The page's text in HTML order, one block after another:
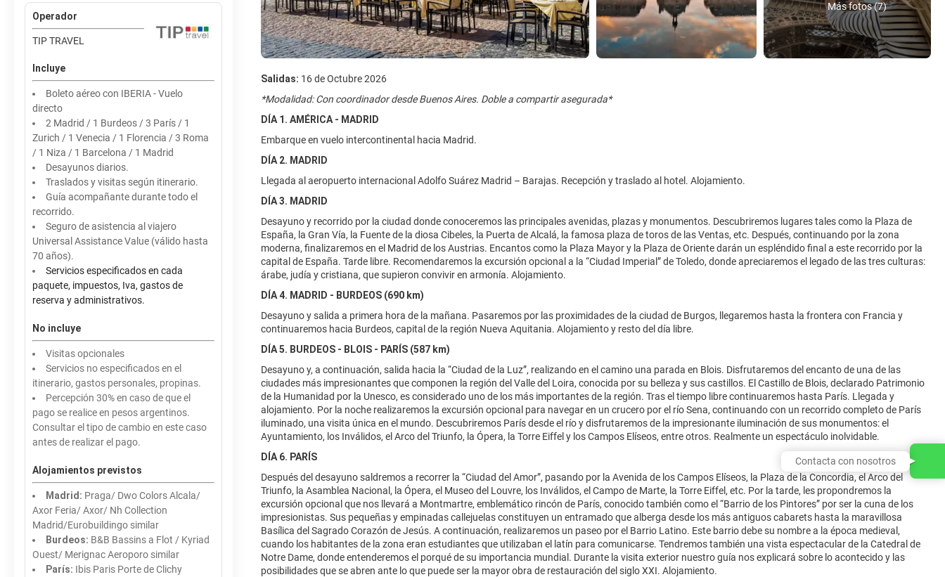
Más fotos (7)
Salidas: 16 de Octubre 2026
*Modalidad: Con coordinador desde Buenos Aires. Doble a compartir asegurada*
DÍA 1. AMÉRICA - MADRID
Embarque en vuelo intercontinental hacia Madrid.
DÍA 2. MADRID
Llegada al aeropuerto internacional Adolfo Suárez Madrid – Barajas. Recepción y traslado al hotel. Alojamiento.
DÍA 3. MADRID
Desayuno y recorrido por la ciudad donde conoceremos las principales avenidas, plazas y monumentos. Descubriremos lugares tales como la Plaza de
España, la Gran Vía, la Fuente de la diosa Cibeles, la Puerta de Alcalá, la famosa plaza de toros de las Ventas, etc. Después, continuando por la zona
moderna, finalizaremos en el Madrid de los Austrias. Encantos como la Plaza Mayor y la Plaza de Oriente darán un espléndido final a este recorrido por la
capital de España. Tarde libre. Recomendaremos la excursión opcional a la “Ciudad Imperial” de Toledo, donde apreciaremos el legado de las tres culturas:
árabe, judía y cristiana, que supieron convivir en armonía. Alojamiento.
DÍA 4. MADRID - BURDEOS (690 km)
Desayuno y salida a primera hora de la mañana. Pasaremos por las proximidades de la ciudad de Burgos, llegaremos hasta la frontera con Francia y
continuaremos hacia Burdeos, capital de la región Nueva Aquitania. Alojamiento y resto del día libre.
DÍA 5. BURDEOS - BLOIS - PARÍS (587 km)
Desayuno y, a continuación, salida hacia la “Ciudad de la Luz”, realizando en el camino una parada en Blois. Disfrutaremos del encanto de una de las
ciudades más impresionantes que componen la región del Valle del Loira, conocida por su belleza y sus castillos. El Castillo de Blois, declarado Patrimonio
de la Humanidad por la Unesco, es considerado uno de los más importantes de la región. Tras el tiempo libre continuaremos hasta París. Llegada y
alojamiento. Por la noche realizaremos la excursión opcional para navegar en un crucero por el río Sena, continuando con un recorrido completo de París
iluminado, una visita única en el mundo. Descubriremos París desde el río y disfrutaremos de la impresionante iluminación de sus monumentos: el
Ayuntamiento, los Inválidos, el Arco del Triunfo, la Ópera, la Torre Eiffel y los Campos Elíseos, entre otros. Realmente un espectáculo inolvidable.
DÍA 6. PARÍS
Después del desayuno saldremos a recorrer la “Ciudad del Amor”, pasando por la Avenida de los Campos Elíseos, la Plaza de la Concordia, el Arco del
Triunfo, la Asamblea Nacional, la Ópera, el Museo del Louvre, los Inválidos, el Campo de Marte, la Torre Eiffel, etc. Por la tarde, les propondremos la
excursión opcional que nos llevará a Montmartre, emblemático rincón de París, conocido también como el “Barrio de los Pintores” por ser la cuna de los
impresionistas. Sus pequeñas y empinadas callejuelas constituyen un entramado que alberga desde los más antiguos cabarets hasta la maravillosa
Basílica del Sagrado Corazón de Jesús. A continuación, realizaremos un paseo por el Barrio Latino. Este barrio debe su nombre a la época medieval,
cuando los habitantes de la zona eran estudiantes que utilizaban el latín para comunicarse. Tendremos también una vista espectacular de la Catedral de
Notre Dame, donde entenderemos el porqué de su importancia mundial. Durante la visita exterior nuestro guía nos explicará sobre lo acontecido y las
posibilidades que se abren ante lo que puede ser la mayor obra de restauración del siglo XXI. Alojamiento.
Operador
TIP TRAVEL
Incluye
Boleto aéreo con IBERIA - Vuelo
directo
2 Madrid / 1 Burdeos / 3 París / 1
Zurich / 1 Venecia / 1 Florencia / 3 Roma
/ 1 Niza / 1 Barcelona / 1 Madrid
Desayunos diarios.
Traslados y visitas según itinerario.
Guía acompañante durante todo el
recorrido.
Seguro de asistencia al viajero
Universal Assistance Value (válido hasta
70 años).
Servicios especificados en cada
paquete, impuestos, Iva, gastos de
reserva y administrativos.
No incluye
Visitas opcionales
Servicios no especificados en el
itinerario, gastos personales, propinas.
Percepción 30% en caso de que el
pago se realice en pesos argentinos.
Consultar el tipo de cambio en este caso
antes de realizar el pago.
Alojamientos previstos
Madrid: Praga/ Dwo Colors Alcala/
Axor Feria/ Axor/ Nh Collection
Madrid/Eurobuildingo similar
Burdeos: B&B Bassins a Flot / Kyriad
Ouest/ Merignac Aeroporo similar
París: Ibis Paris Porte de Clichy
Contacta con nosotros